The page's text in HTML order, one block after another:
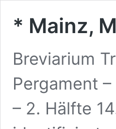
* Mainz,
Breviarium
Pergament
– 2. Hälfte